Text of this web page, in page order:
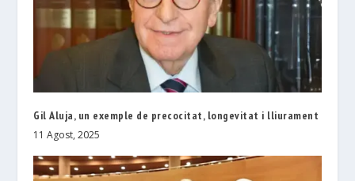
Gil Aluja, un exemple de precocitat, longevitat i lliurament
11 Agost, 2025